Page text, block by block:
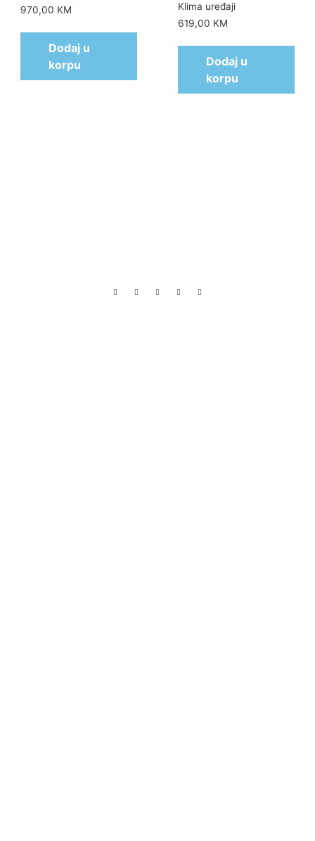
970,00 KM
Dodaj u
korpu
Klima uređaji
619,00 KM
Dodaj u
korpu